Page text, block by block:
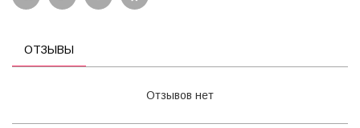
ОТЗЫВЫ
Отзывов нет